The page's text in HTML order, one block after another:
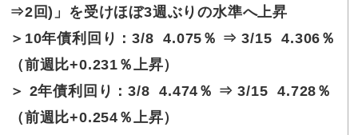
⇒2回)」を受けほぼ3週ぶりの水準へ上昇
＞10年債利回り：3/8 4.075％ ⇒ 3/15 4.306％
（前週比+0.231％上昇）
＞ 2年債利回り：3/8 4.474％ ⇒ 3/15 4.728％
（前週比+0.254％上昇）